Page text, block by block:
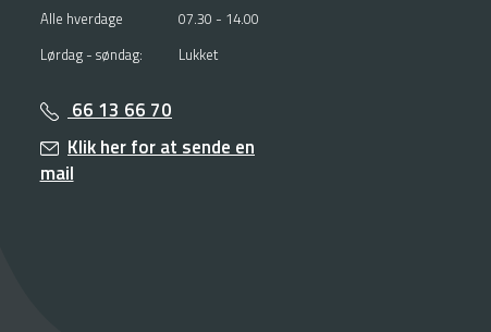
Alle hverdage
07.30 - 14.00
Lørdag - søndag:
Lukket
66 13 66 70
Klik her for at sende en
mail